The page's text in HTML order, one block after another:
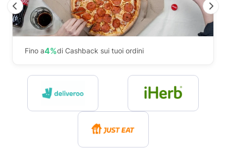
Fino a4%di Cashback sui tuoi ordini
Previous